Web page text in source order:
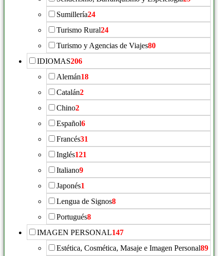
Sumillería24
Turismo Rural24
Turismo y Agencias de Viajes80
IDIOMAS206
Alemán18
Catalán2
Chino2
Español6
Francés31
Inglés121
Italiano9
Japonés1
Lengua de Signos8
Portugués8
IMAGEN PERSONAL147
Estética, Cosmética, Masaje e Imagen Personal89